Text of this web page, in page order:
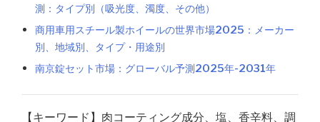
測：タイプ別（吸光度、濁度、その他）
商用車用スチール製ホイールの世界市場2025：メーカー
別、地域別、タイプ・用途別
南京錠セット市場：グローバル予測2025年-2031年
【キーワード】肉コーティング成分、塩、香辛料、調